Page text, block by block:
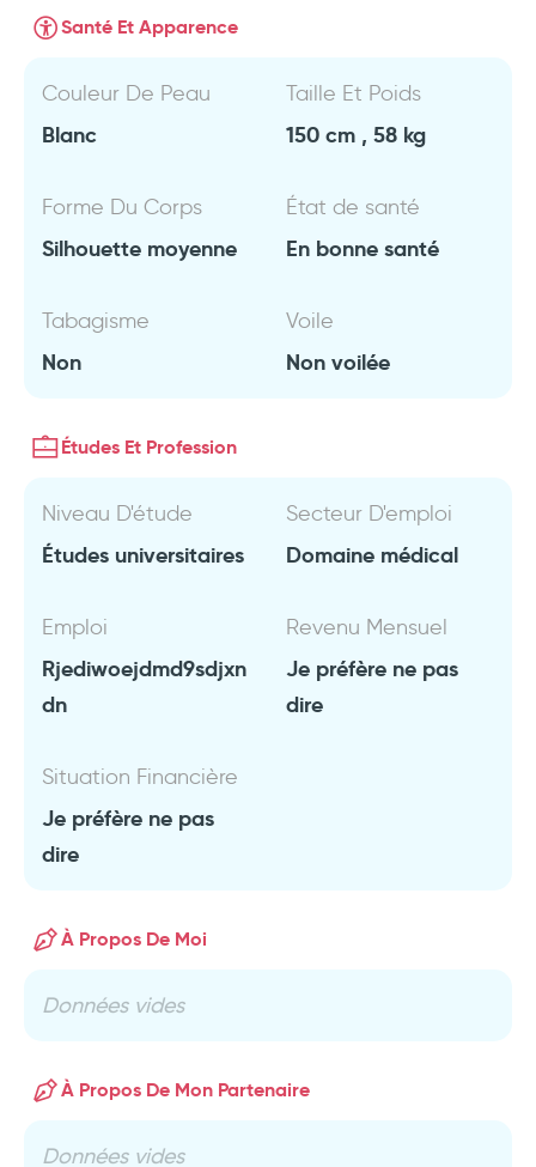
Santé Et Apparence
Couleur De Peau
Blanc
Taille Et Poids
150 cm , 58 kg
Forme Du Corps
Silhouette moyenne
État de santé
En bonne santé
Tabagisme
Non
Voile
Non voilée
Études Et Profession
Niveau D'étude
Études universitaires
Secteur D'emploi
Domaine médical
Emploi
Rjediwoejdmd9sdjxn
dn
Revenu Mensuel
Je préfère ne pas
dire
Situation Financière
Je préfère ne pas
dire
À Propos De Moi
Données vides
À Propos De Mon Partenaire
Données vides